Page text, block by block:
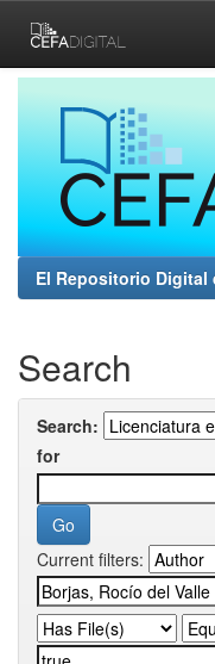
navigation
El Repositorio
Search
Search:
for
Current filters: